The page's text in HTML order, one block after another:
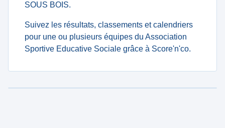
SOUS BOIS.
Suivez les résultats, classements et calendriers
pour une ou plusieurs équipes du Association
Sportive Educative Sociale grâce à Score'n'co.